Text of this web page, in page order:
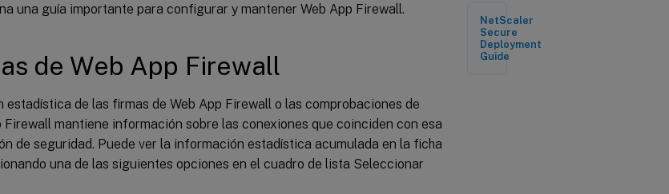
una guía importante para configurar y mantener Web App Firewall.
de Web App Firewall
estadística de las firmas de Web App Firewall o las comprobaciones de
Firewall mantiene información sobre las conexiones que coinciden con esa
de seguridad. Puede ver la información estadística acumulada en la ficha
una de las siguientes opciones en el cuadro de lista Seleccionar
App
Firewall
NetScaler
Secure
Deployment
Guide